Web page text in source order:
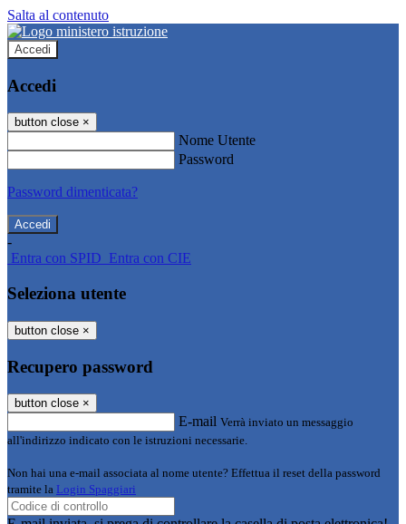
Salta al contenuto
Accedi
Accedi
button close ×
Nome Utente
Password
Password dimenticata?
-
Entra con SPID Entra con CIE
Seleziona utente
button close ×
Recupero password
button close ×
E-mail Verrà inviato un messaggio
all'indirizzo indicato con le istruzioni necessarie.
Non hai una e-mail associata al nome utente? Effettua il reset della password
tramite la Login Spaggiari